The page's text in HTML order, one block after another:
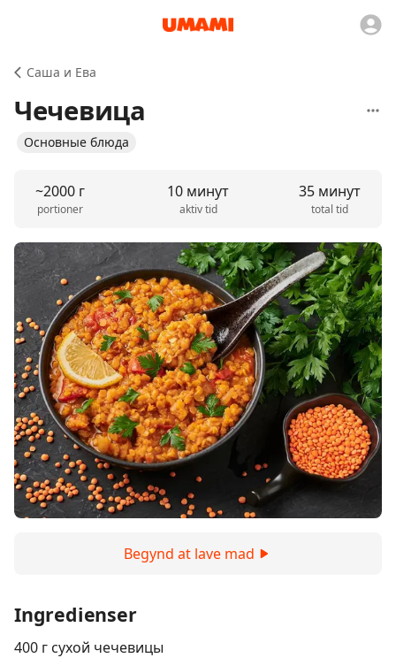
Саша и Ева
Чечевица
Основные блюда
~2000 г
portioner
10 минут
aktiv tid
35 минут
total tid
Begynd at lave mad
Ingredienser
400 г сухой чечевицы